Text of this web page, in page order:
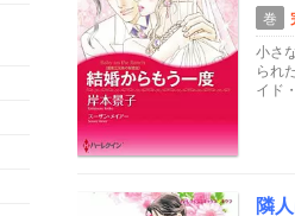
巻
小さ
られ
イド
隣